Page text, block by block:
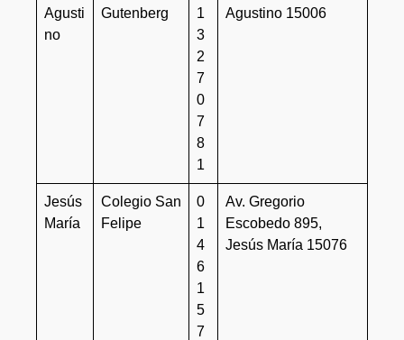
Agusti
no
Gutenberg
1
3
2
7
0
7
8
1
Agustino 15006
Jesús
María
Colegio San
Felipe
0
1
4
6
1
5
7
Av. Gregorio
Escobedo 895,
Jesús María 15076